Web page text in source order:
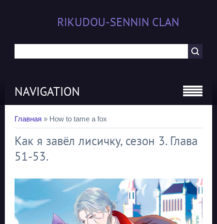
RIKUDOU-SENNIN CLAN
NAVIGATION
Главная » How to tame a fox
Как я завёл лисичку, сезон 3. Глава
51-53.